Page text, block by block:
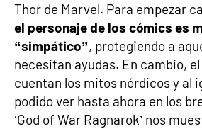
Thor de Marvel. Para empezar
el personaje de los cómics es
“simpático”, protegiendo a
necesitan ayudas. En cambio,
cuentan los mitos nórdicos y al
podido ver hasta ahora en los
‘God of War Ragnarok’ nos